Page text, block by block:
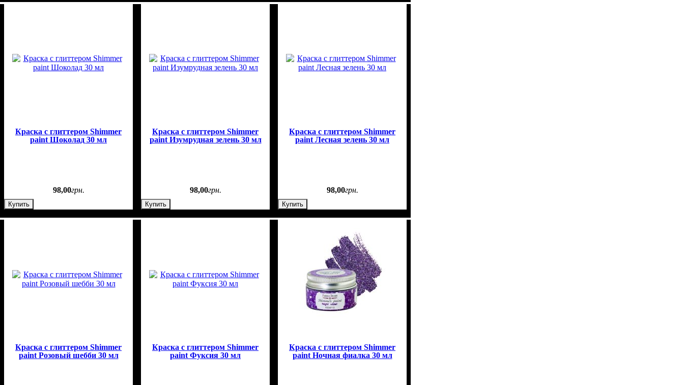
Краска с глиттером Shimmer
paint Шоколад 30 мл
98,00грн.
Купить
Краска с глиттером Shimmer
paint Изумрудная зелень 30 мл
98,00грн.
Купить
Краска с глиттером Shimmer
paint Лесная зелень 30 мл
98,00грн.
Купить
Краска с глиттером Shimmer
paint Розовый шебби 30 мл
Краска с глиттером Shimmer
paint Фуксия 30 мл
Краска с глиттером Shimmer
paint Ночная фиалка 30 мл